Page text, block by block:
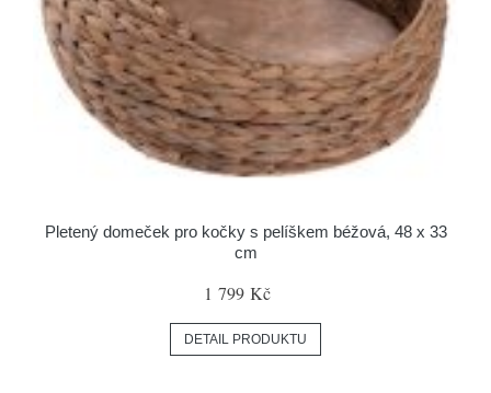
Pletený domeček pro kočky s pelíškem béžová, 48 x 33
cm
1 799 Kč
DETAIL PRODUKTU